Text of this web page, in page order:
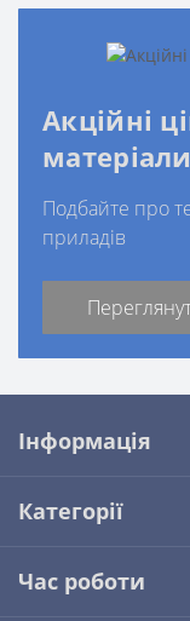
Акційні
матеріали
Подбайте про
приладів
Інформація
Категорії
Час роботи